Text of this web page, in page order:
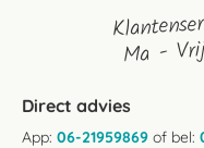
Ma -
Direct advies
App: 06-21959869 of bel: